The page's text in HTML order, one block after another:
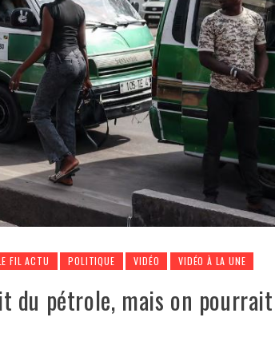
FIL ACTU POLITIQUE VIDÉO VIDÉO À LA UNE
du pétrole, mais on pourrait